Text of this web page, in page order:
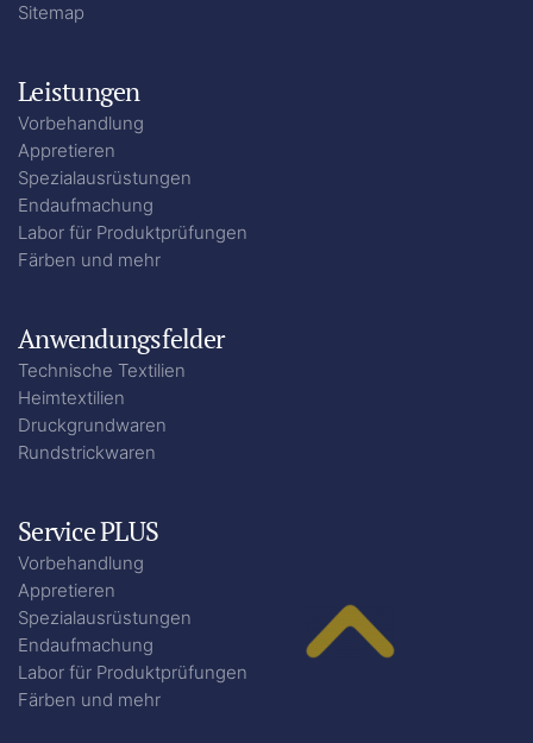
Sitemap
Leistungen
Vorbehandlung
Appretieren
Spezialausrüstungen
Endaufmachung
Labor für Produktprüfungen
Färben und mehr
Anwendungsfelder
Technische Textilien
Heimtextilien
Druckgrundwaren
Rundstrickwaren
Service PLUS
Vorbehandlung
Appretieren
Spezialausrüstungen
Endaufmachung
Labor für Produktprüfungen
Färben und mehr